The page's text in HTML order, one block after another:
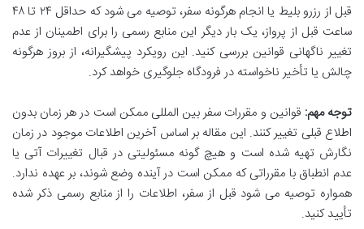
قبل از رزرو بلیط یا انجام هرگونه سفر، توصیه می شود که حداقل ۲۴ تا ۴۸
ساعت قبل از پرواز، یک بار دیگر این منابع رسمی را برای اطمینان از عدم
تغییر ناگهانی قوانین بررسی کنید. این رویکرد پیشگیرانه، از بروز هرگونه
چالش یا تأخیر ناخواسته در فرودگاه جلوگیری خواهد کرد.
توجه مهم: قوانین و مقررات سفر بین المللی ممکن است در هر زمان بدون
اطلاع قبلی تغییر کنند. این مقاله بر اساس آخرین اطلاعات موجود در زمان
نگارش تهیه شده است و هیچ گونه مسئولیتی در قبال تغییرات آتی یا
عدم انطباق با مقرراتی که ممکن است در آینده وضع شوند، بر عهده ندارد.
همواره توصیه می شود قبل از سفر، اطلاعات را از منابع رسمی ذکر شده
تأیید کنید.